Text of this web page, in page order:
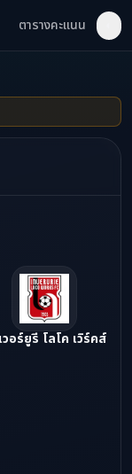
ตารางคะแนน
วอร์ยูรี โลโค เวิร์คส์